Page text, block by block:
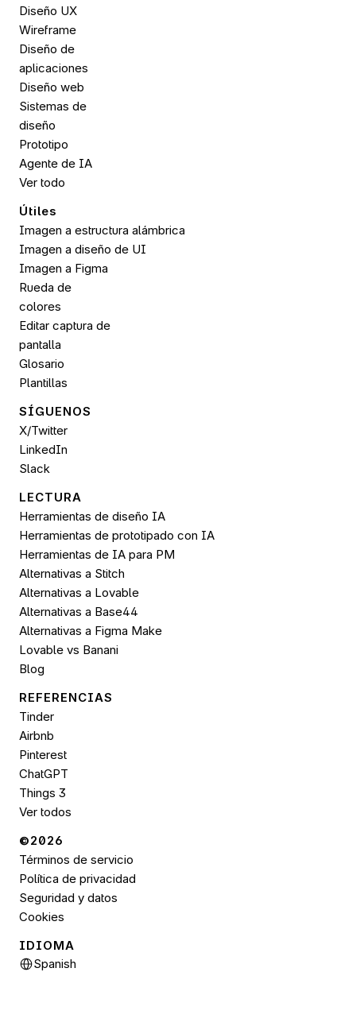
Diseño UX
Wireframe
Diseño de
aplicaciones
Diseño web
Sistemas de
diseño
Prototipo
Agente de IA
Ver todo
Útiles
Imagen a estructura alámbrica
Imagen a diseño de UI
Imagen a Figma
Rueda de
colores
Editar captura de
pantalla
Glosario
Plantillas
SÍGUENOS
X/Twitter
LinkedIn
Slack
LECTURA
Herramientas de diseño IA
Herramientas de prototipado con IA
Herramientas de IA para PM
Alternativas a Stitch
Alternativas a Lovable
Alternativas a Base44
Alternativas a Figma Make
Lovable vs Banani
Blog
REFERENCIAS
Tinder
Airbnb
Pinterest
ChatGPT
Things 3
Ver todos
©2026
Términos de servicio
Política de privacidad
Seguridad y datos
Cookies
IDIOMA
Select Language
Spanish